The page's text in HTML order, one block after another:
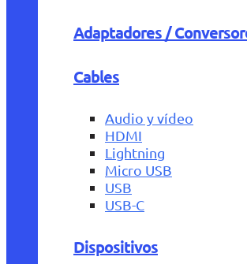
Adaptadores /
Cables
Audio y vídeo
HDMI
Lightning
Micro USB
USB
USB-C
Dispositivos